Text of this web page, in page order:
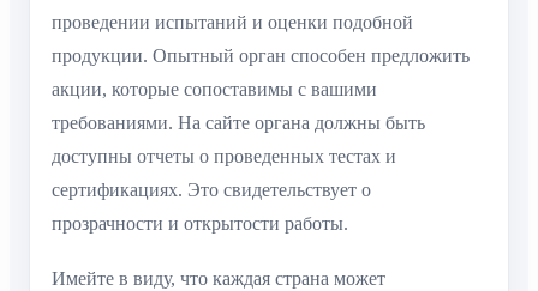
проведении испытаний и оценки подобной
продукции. Опытный орган способен предложить
акции, которые сопоставимы с вашими
требованиями. На сайте органа должны быть
доступны отчеты о проведенных тестах и
сертификациях. Это свидетельствует о
прозрачности и открытости работы.
Имейте в виду, что каждая страна может